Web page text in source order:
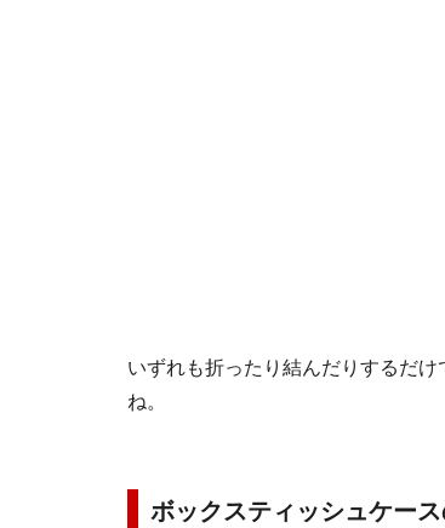
いずれも折ったり結んだりするだ
ね。
ボックスティッシュケー